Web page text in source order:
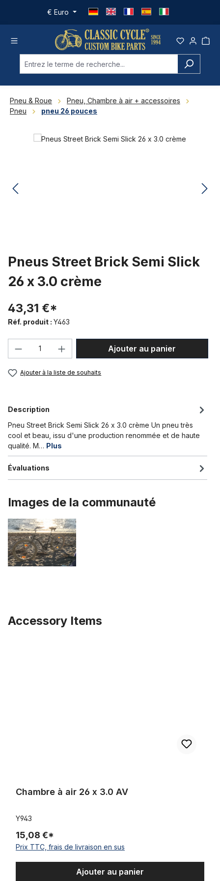
Passer au contenu principal
€ Euro
Pneu & Roue
Pneu, Chambre à air + accessoires
Pneu
pneu 26 pouces
Ignorer la galerie d'images
Pneus Street Brick Semi Slick
26 x 3.0 crème
43,31 €*
Réf. produit : Y463
Quantité de produit : Entrez la
Ajouter au panier
Ajouter à la liste de souhaits
Description
Pneu Street Brick Semi Slick 26 x 3.0 crème Un pneu très
cool et beau, issu d'une production renommée et de haute
qualité. M… Plus
Évaluations
Images de la communauté
Accessory Items
Chambre à air 26 x 3.0 AV
Y943
15,08 €*
Prix TTC, frais de livraison en sus
Ajouter au panier